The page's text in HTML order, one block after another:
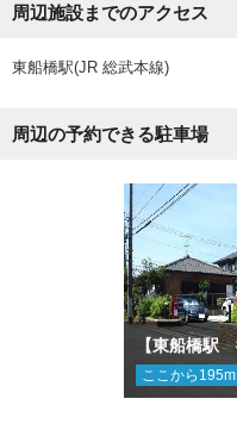
周辺施設までのアクセス
東船橋駅(JR 総武本線)
周辺の予約できる駐車場
ここから 195m